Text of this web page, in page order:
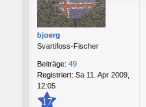
bjoerg
Svartifoss-Fischer
Beiträge: 49
Registriert: Sa 11. Apr 2009,
12:05
17